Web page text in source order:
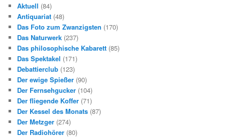
Aktuell (84)
Antiquariat (48)
Das Foto zum Zwanzigsten (170)
Das Naturwerk (237)
Das philosophische Kabarett (85)
Das Spektakel (171)
Debattierclub (123)
Der ewige Spießer (90)
Der Fernsehgucker (104)
Der fliegende Koffer (71)
Der Kessel des Monats (87)
Der Metzger (274)
Der Radiohörer (80)